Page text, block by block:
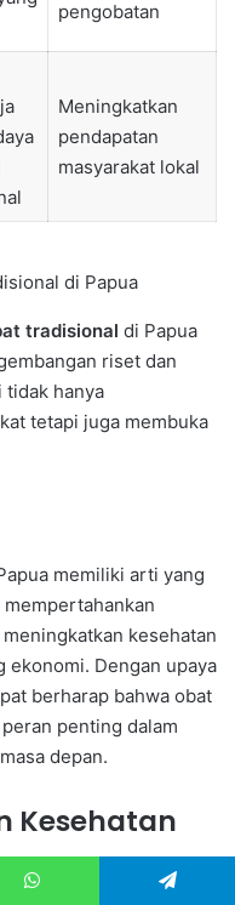
pengobatan
Meningkatkan
pendapatan
masyarakat lokal
tradisional di Papua
riset dan
tidak hanya
tetapi juga membuka
memiliki arti yang
kesehatan
ekonomi. Dengan upaya
berharap bahwa obat
penting dalam
depan.
Kesehatan
terletak pada